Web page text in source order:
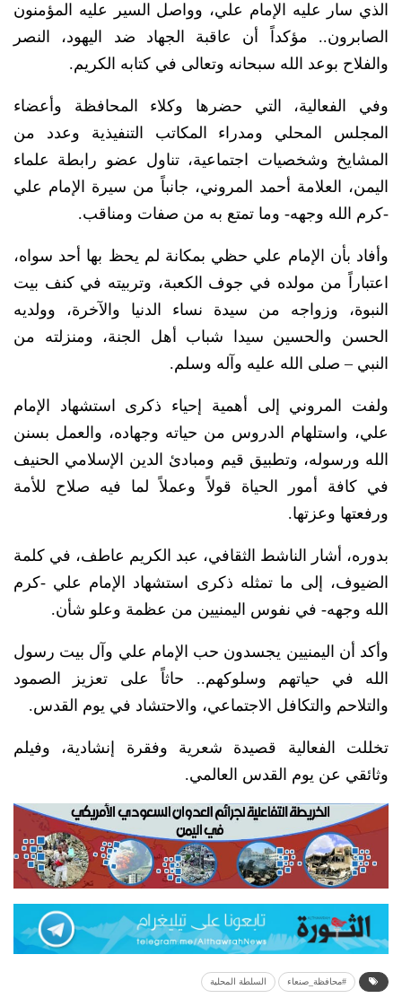
الذي سار عليه الإمام علي، وواصل السير عليه المؤمنون
الصابرون.. مؤكداً أن عاقبة الجهاد ضد اليهود، النصر
والفلاح بوعد الله سبحانه وتعالى في كتابه الكريم.
وفي الفعالية، التي حضرها وكلاء المحافظة وأعضاء
المجلس المحلي ومدراء المكاتب التنفيذية وعدد من
المشايخ وشخصيات اجتماعية، تناول عضو رابطة علماء
اليمن، العلامة أحمد المروني، جانباً من سيرة الإمام علي
-كرم الله وجهه- وما تمتع به من صفات ومناقب.
وأفاد بأن الإمام علي حظي بمكانة لم يحظ بها أحد سواه،
اعتباراً من مولده في جوف الكعبة، وتربيته في كنف بيت
النبوة، وزواجه من سيدة نساء الدنيا والآخرة، وولديه
الحسن والحسين سيدا شباب أهل الجنة، ومنزلته من
النبي – صلى الله عليه وآله وسلم.
ولفت المروني إلى أهمية إحياء ذكرى استشهاد الإمام
علي، واستلهام الدروس من حياته وجهاده، والعمل بسنن
الله ورسوله، وتطبيق قيم ومبادئ الدين الإسلامي الحنيف
في كافة أمور الحياة قولاً وعملاً لما فيه صلاح للأمة
ورفعتها وعزتها.
بدوره، أشار الناشط الثقافي، عبد الكريم عاطف، في كلمة
الضيوف، إلى ما تمثله ذكرى استشهاد الإمام علي -كرم
الله وجهه- في نفوس اليمنيين من عظمة وعلو شأن.
وأكد أن اليمنيين يجسدون حب الإمام علي وآل بيت رسول
الله في حياتهم وسلوكهم.. حاثاً على تعزيز الصمود
والتلاحم والتكافل الاجتماعي، والاحتشاد في يوم القدس.
تخللت الفعالية قصيدة شعرية وفقرة إنشادية، وفيلم
وثائقي عن يوم القدس العالمي.
#محافظة_صنعاء السلطة المحلية